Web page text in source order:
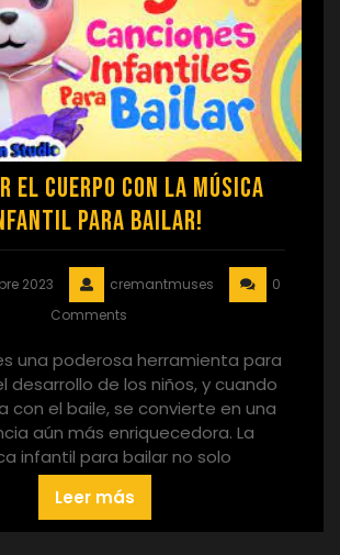
el cuerpo con la música
para bailar!
2023 cremantmuses
0
Comments
una poderosa herramienta para
desarrollo de los niños, y cuando
con el baile, se convierte en una
aún más enriquecedora. La
infantil para bailar no solo
Leer más